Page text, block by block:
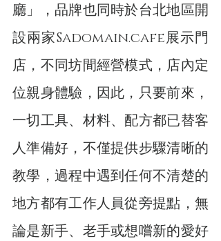
廳」，品牌也同時於台北地區開
設兩家Sadomain.cafe展示門
店，不同坊間經營模式，店內定
位親身體驗，因此，只要前來，
一切工具、材料、配方都已替客
人準備好，不僅提供步驟清晰的
教學，過程中遇到任何不清楚的
地方都有工作人員從旁提點，無
論是新手、老手或想嚐新的愛好